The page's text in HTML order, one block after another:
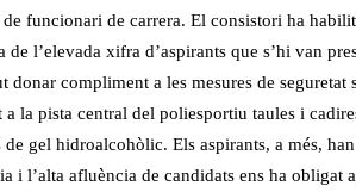
funcionari de carrera. El consistori ha
l’elevada xifra d’aspirants que s’hi van
donar compliment a les mesures de seguretat
la pista central del poliesportiu taules i
de gel hidroalcohòlic. Els aspirants, a més,
i l’alta afluència de candidats ens ha obligat